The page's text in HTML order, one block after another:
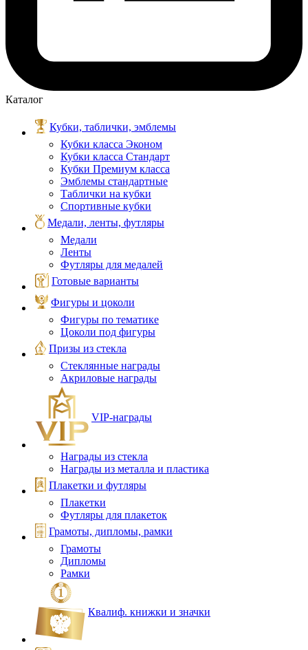
Каталог
Кубки, таблички, эмблемы
Кубки класса Эконом
Кубки класса Стандарт
Кубки Премиум класса
Эмблемы стандартные
Таблички на кубки
Спортивные кубки
Медали, ленты, футляры
Медали
Ленты
Футляры для медалей
Готовые варианты
Фигуры и цоколи
Фигуры по тематике
Цоколи под фигуры
Призы из стекла
Стеклянные награды
Акриловые награды
VIP‑награды
Награды из стекла
Награды из металла и пластика
Плакетки и футляры
Плакетки
Футляры для плакеток
Грамоты, дипломы, рамки
Грамоты
Дипломы
Рамки
Квалиф. книжки и значки